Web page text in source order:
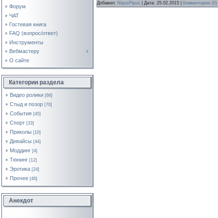
Форум
ЧАТ
Гостевая книга
FAQ (вопрос/ответ)
Инструменты
Вебмастеру
О сайте
Категории раздела
Видео ролики [66]
Стыд и позор [70]
События [45]
Спорт [33]
Приколы [10]
Девайсы [44]
Моддинг [4]
Тюнинг [12]
Эротика [24]
Прочее [46]
Анекдот
Добавил: NipusPipus | Дата: 25.02.2015 Комментарии (0)